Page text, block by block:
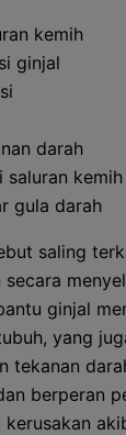
kemih
ginjal
darah
saluran kemih
gula darah
saling
ginjal
yang
tekanan
berperan